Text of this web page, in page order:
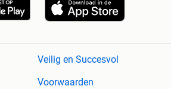
Veilig en Succesvol
Voorwaarden